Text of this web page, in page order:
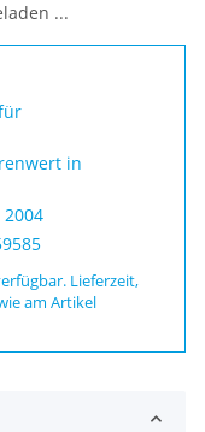
...
in
Lieferzeit,
am Artikel